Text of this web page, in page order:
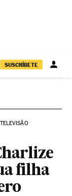
SUSCRÍBETE
TELEVISÃO
filha